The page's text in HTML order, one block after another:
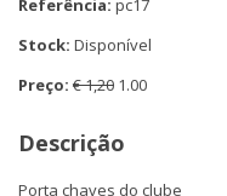
Referência: pc17
Stock: Disponível
Preço: € 1,20 1.00
Descrição
Porta chaves do clube